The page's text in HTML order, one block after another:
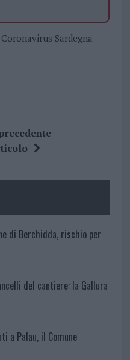
Coronavirus Sardegna
di Berchidda, rischio per
del cantiere: la Gallura
a Palau, il Comune